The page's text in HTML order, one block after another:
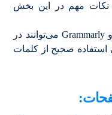
نکات مهم در این بخش
ابزارهایی مانند Yoast SEO و Grammarly می‌توانند در
استفاده صحیح از کلمات